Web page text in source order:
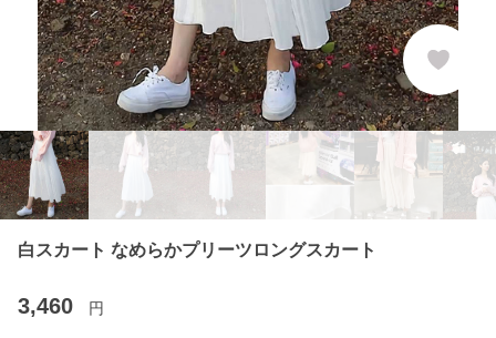
白スカート なめらかプリーツロングスカート
3,460 円